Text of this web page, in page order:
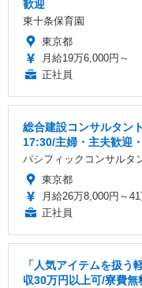
歓迎
東十条保育園
東京都
月給19万6,000円～
正社員
総合建設コンサルタン
17:30/主婦・主夫歓迎
パシフィックコンサルタ
東京都
月給26万8,000円～41
正社員
「人気アイテムを扱う
収30万円以上可/寮費